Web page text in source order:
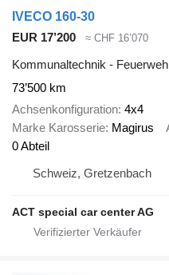
IVECO 160-30
EUR 17’200
≈ CHF 16’070
Kommunaltechnik -
73’500 km
Achsenkonfiguration 4x4
Marke Karosserie Magirus
0 Abteil
Schweiz, Gretzenbach
ACT special car center AG